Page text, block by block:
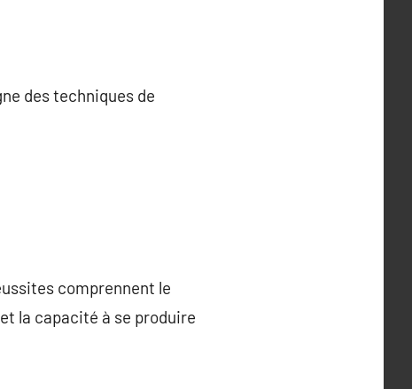
des techniques de
comprennent le
la capacité à se produire